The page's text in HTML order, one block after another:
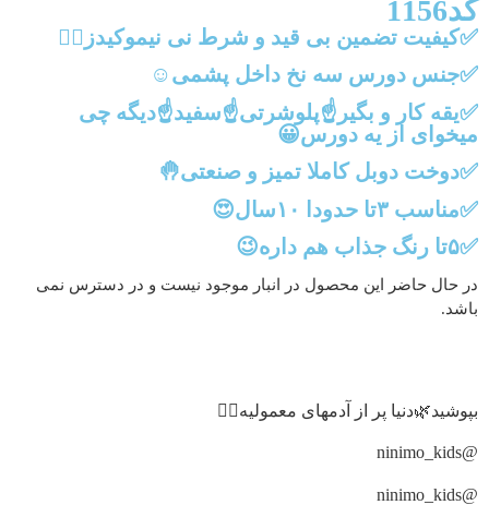
کد1156
✅کیفیت تضمین بی قید و شرط نی نیموکیدز🙋‍♀️
✅جنس دورس سه نخ داخل پشمی☺️
✅یقه کار و بگیر☝️پلوشرتی☝️سفید☝️دیگه چی
میخوای از یه دورس😀
✅دوخت دوبل کاملا تمیز و صنعتی🤚
✅مناسب ۳تا حدودا ۱۰سال😍
✅۵تا رنگ جذاب هم داره😉
در حال حاضر این محصول در انبار موجود نیست و در دسترس نمی
باشد.
بپوشید🌿دنیا پر از آدمهای معمولیه🙋‍♀️
@ninimo_kids
@ninimo_kids